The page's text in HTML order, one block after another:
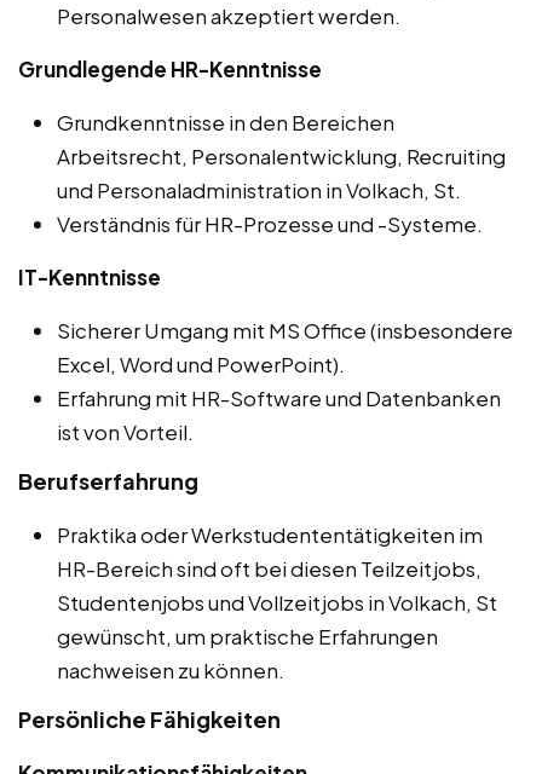
Personalwesen akzeptiert werden.
Grundlegende HR-Kenntnisse
Grundkenntnisse in den Bereichen
Arbeitsrecht, Personalentwicklung, Recruiting
und Personaladministration in Volkach, St.
Verständnis für HR-Prozesse und -Systeme.
IT-Kenntnisse
Sicherer Umgang mit MS Office (insbesondere
Excel, Word und PowerPoint).
Erfahrung mit HR-Software und Datenbanken
ist von Vorteil.
Berufserfahrung
Praktika oder Werkstudententätigkeiten im
HR-Bereich sind oft bei diesen Teilzeitjobs,
Studentenjobs und Vollzeitjobs in Volkach, St
gewünscht, um praktische Erfahrungen
nachweisen zu können.
Persönliche Fähigkeiten